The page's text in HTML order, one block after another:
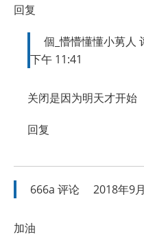
回复
個_懵懵懂懂小莮人
下午 11:41
关闭是因为明天才开始
回复
666a 评论 2018年9
加油